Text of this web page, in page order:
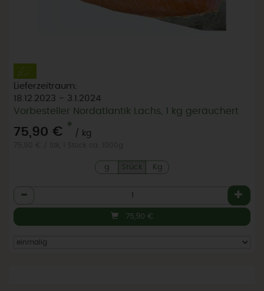
Lieferzeitraum:
18.12.2023 - 3.1.2024
Vorbesteller Nordatlantik Lachs, 1 kg geräuchert
75,90 € *
/ kg
g Stück Kg
Anzahl
75,90 €